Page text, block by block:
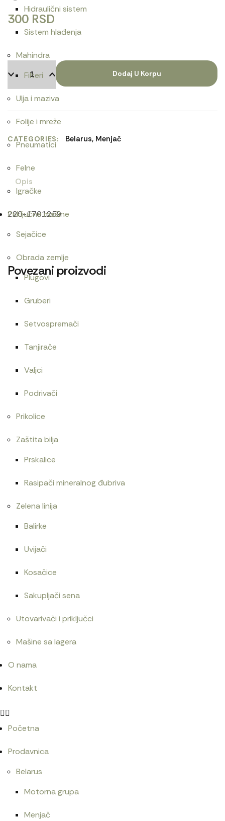
Hidraulični sistem
Sistem hlađenja
Mahindra
Filteri
Ulja i maziva
Folije i mreže
Pneumatici
Felne
Igračke
Priključne mašine
Sejačice
Obrada zemlje
Plugovi
Gruberi
Setvospremači
Tanjirače
Valjci
Podrivači
Prikolice
Zaštita bilja
Prskalice
Rasipači mineralnog đubriva
Zelena linija
Balirke
Uvijači
Kosačice
Sakupljači sena
Utovarivači i priključci
Mašine sa lagera
O nama
Kontakt
Početna
Prodavnica
Belarus
Motorna grupa
Menjač
300 RSD
Dodaj U Korpu
CATEGORIES Belarus, Menjač
Opis
220-1701259
Povezani proizvodi
Alnaser Iskra 12V 3.2 KW AZE 4183
Ac pumpa Motorpal
12.600
RSD